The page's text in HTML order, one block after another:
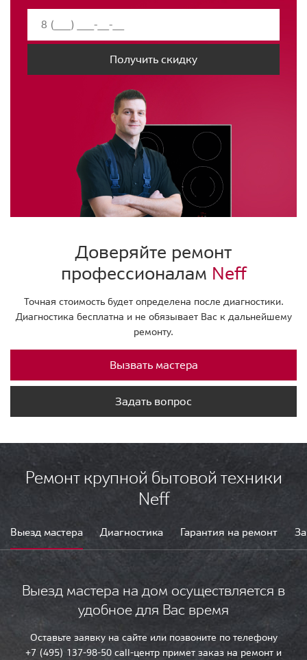
Получить скидку
Доверяйте ремонт
профессионалам Neff
Точная стоимость будет определена после диагностики.
Диагностика бесплатна и не обязывает Вас к дальнейшему
ремонту.
Вызвать мастера
Задать вопрос
Ремонт крупной бытовой техники
Neff
Выезд мастера Диагностика Гарантия на ремонт
Выезд мастера на дом осуществляется в
удобное для Вас время
Оставьте заявку на сайте или позвоните по телефону
+7 (495) 137-98-50 call-центр примет заказ на ремонт и